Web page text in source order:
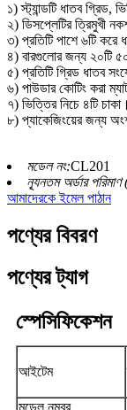
১) স্ট্যান্ডটি ধাতব গ্রিড,
২) ডিসপ্লেটির ত্রিমুখী
৩) প্রতিটি পাশে ৬টি করে
৪) বারগুলোর জন্য ২০টি ৫০
৫) প্রতিটি গ্রিড ধাতব
৬) পাউডার কোটিং করা
৭) ভিত্তির নিচে ৪টি চাকা।
৮) প্যাকেজিংয়ের জন্য
মডেল নং:CL201
ন্যূনতম অর্ডার
আমাদেরকে ইমেল পাঠান
পণ্যের বিবরণ
পণ্যের ট্যাগ
স্পেসিফিকেশন
আইটেম
মডেল নম্বর